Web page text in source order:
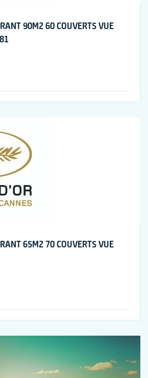
90M2 60 COUVERTS VUE
65M2 70 COUVERTS VUE